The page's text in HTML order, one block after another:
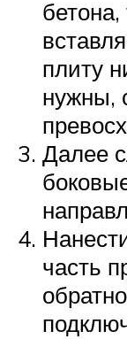
плиту
нужны,
Далее
часть